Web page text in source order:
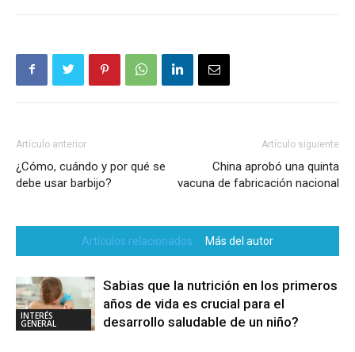
Artículo anterior
¿Cómo, cuándo y por qué se
debe usar barbijo?
Artículo siguiente
China aprobó una quinta
vacuna de fabricación nacional
Artículos relacionados Más del autor
INTERÉS
GENERAL
Sabias que la nutrición en los primeros
años de vida es crucial para el
desarrollo saludable de un niño?